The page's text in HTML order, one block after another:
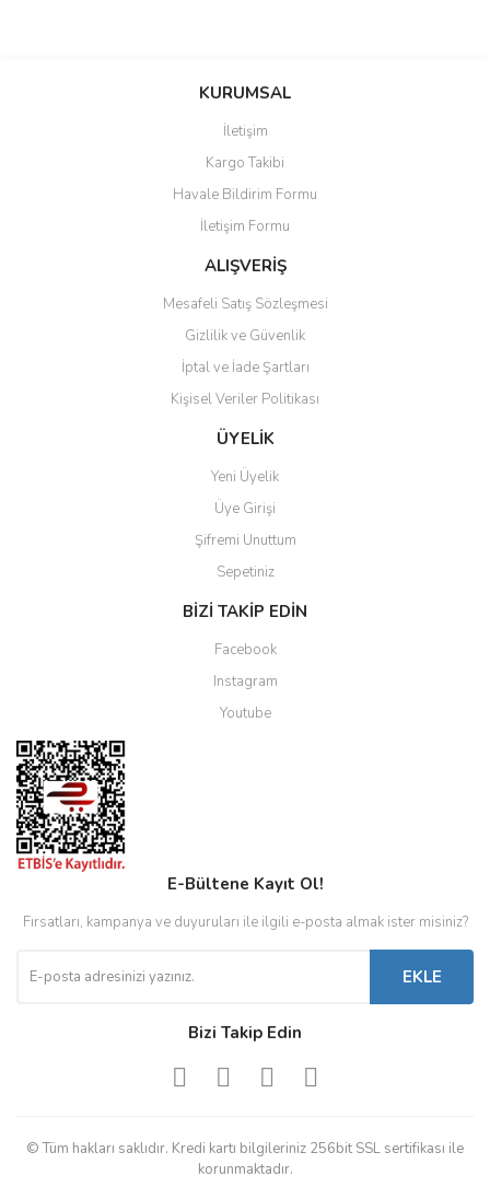
KURUMSAL
İletişim
Kargo Takibi
Havale Bildirim Formu
İletişim Formu
ALIŞVERİŞ
Mesafeli Satış Sözleşmesi
Gizlilik ve Güvenlik
İptal ve İade Şartları
Kişisel Veriler Politikası
ÜYELİK
Yeni Üyelik
Üye Girişi
Şifremi Unuttum
Sepetiniz
BİZİ TAKİP EDİN
Facebook
Instagram
Youtube
E-Bültene Kayıt Ol!
Fırsatları, kampanya ve duyuruları ile ilgili e-posta almak ister misiniz?
EKLE
Bizi Takip Edin
© Tüm hakları saklıdır. Kredi kartı bilgileriniz 256bit SSL sertifikası ile
korunmaktadır.